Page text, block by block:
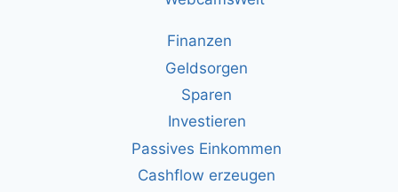
Finanzen
Geldsorgen
Sparen
Investieren
Passives Einkommen
Cashflow erzeugen